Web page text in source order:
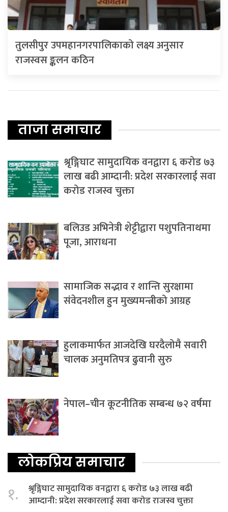
तुलसीपुर उपमहानगरपालिकाको लक्ष्य अनुसार
राजस्वस ङ्कलन कठिन
ताजा समाचार
श्रृङ्गिघाट सामुदायिक वनद्वारा ६ करोड ७३
लाख बढी आम्दानी: प्रदेश सरकारलाई सवा
करोड राजस्व चुक्ता
बलिउड अभिनेत्री शेट्टीद्वारा पशुपतिनाथमा
पूजा, आराधना
सामाजिक सद्भाव र शान्ति सुरक्षामा
संवेदनशील हुन मुख्यमन्त्रीको आग्रह
हुलाकमार्फत आजदेखि घरदैलोमै सवारी
चालक अनुमतिपत्र ढुवानी सुरु
नेपाल–चीन कूटनीतिक सम्बन्ध ७२ वर्षमा
लोकप्रिय समाचार
१.
श्रृङ्गिघाट सामुदायिक वनद्वारा ६ करोड ७३ लाख बढी
आम्दानी: प्रदेश सरकारलाई सवा करोड राजस्व चुक्ता